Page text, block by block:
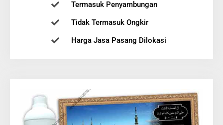
Termasuk Penyambungan
Tidak Termasuk Ongkir
Harga Jasa Pasang Dilokasi